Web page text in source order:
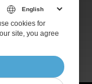
cookies for
site, you agree